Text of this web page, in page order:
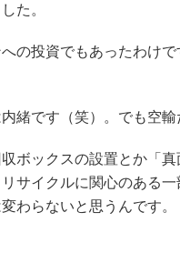
た。
の投資でもあったわけ
緒です（笑）。でも空輸
ボックスの設置とか「
サイクルに関心のある
わらないと思うんです